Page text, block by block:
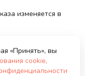
изменяется в
точное время
приеме заказа
«Принять», вы
cookie,